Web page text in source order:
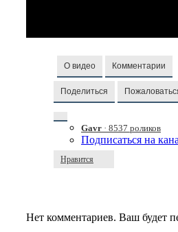
О видео Комментарии
Поделиться
Gavr · 8537 роликов
Подписаться на
Нравится
Нет комментариев. Ваш будет